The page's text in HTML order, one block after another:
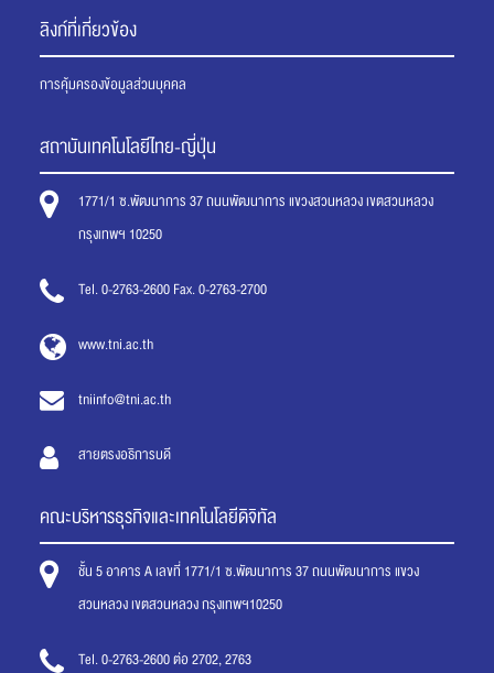
ลิงก์ที่เกี่ยวข้อง
การคุ้มครองข้อมูลส่วนบุคคล
สถาบันเทคโนโลยีไทย-ญี่ปุ่น
1771/1 ซ.พัฒนาการ 37 ถนนพัฒนาการ แขวงสวนหลวง เขตสวนหลวง
กรุงเทพฯ 10250
Tel. 0-2763-2600 Fax. 0-2763-2700
www.tni.ac.th
tniinfo@tni.ac.th
สายตรงอธิการบดี
คณะบริหารธุรกิจและเทคโนโลยีดิจิทัล
ชั้น 5 อาคาร A เลขที่ 1771/1 ซ.พัฒนาการ 37 ถนนพัฒนาการ แขวง
สวนหลวง เขตสวนหลวง กรุงเทพฯ10250
Tel. 0-2763-2600 ต่อ 2702, 2763